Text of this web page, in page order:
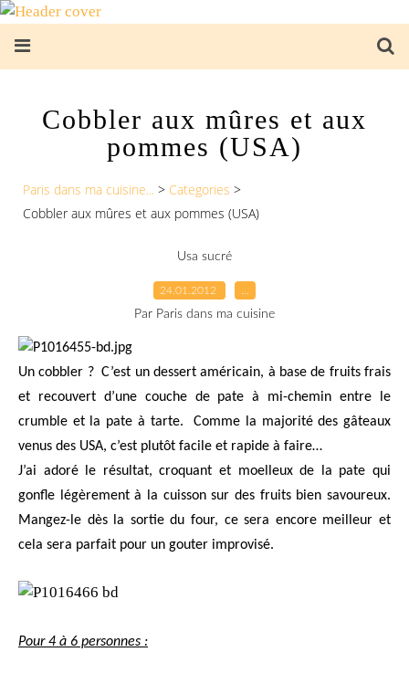
Cobbler aux mûres et aux
pommes (USA)
Paris dans ma cuisine... > Categories >
Cobbler aux mûres et aux pommes (USA)
Usa sucré
24.01.2012
Par Paris dans ma cuisine
Un cobbler ? C’est un dessert américain, à base de fruits frais
et recouvert d’une couche de pate à mi-chemin entre le
crumble et la pate à tarte.
Comme la majorité des gâteaux
venus des USA, c’est plutôt facile et rapide à faire…
J’ai adoré le résultat, croquant et moelleux de la pate qui
gonfle légèrement à la cuisson sur des fruits bien savoureux.
Mangez-le dès la sortie du four, ce sera encore meilleur et
cela sera parfait pour un gouter improvisé.
Pour 4 à 6 personnes :